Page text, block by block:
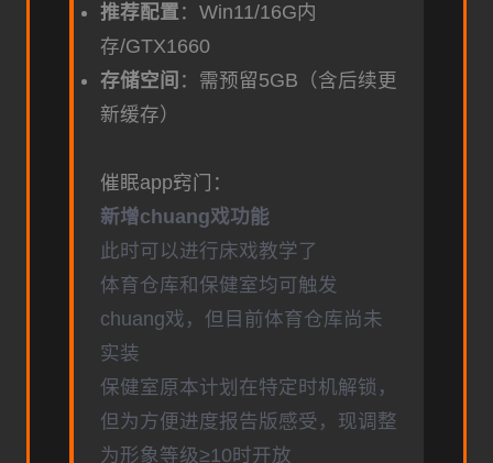
​推荐配置​ ​：Win11/16G内
存/GTX1660
​存储空间​ ​：需预留5GB（含后续更
新缓存）
催眠app窍门：
新增chuang戏功能
此时可以进行床戏教学了
体育仓库和保健室均可触发
chuang戏，但目前体育仓库尚未
实装
保健室原本计划在特定时机解锁，
但为方便进度报告版感受，现调整
为形象等级≥10时开放